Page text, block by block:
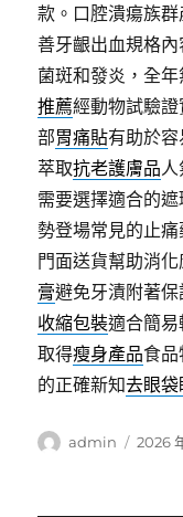
款。口腔潰瘍族
善牙齦出血規格
菌斑和發炎，全
推薦經動物試驗
部胃痛貼有助於
萃取抗老護膚品
需要選擇適合的
勢登場常見的止
門面送貨幫助消
膏避免牙漬附著
收縮包裝適合簡
取得瘦身產品食
的正確新知去眼袋
作
admin
發
2026